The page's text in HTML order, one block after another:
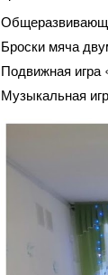
Броски мяча
Подвижная игра
Музыкальная